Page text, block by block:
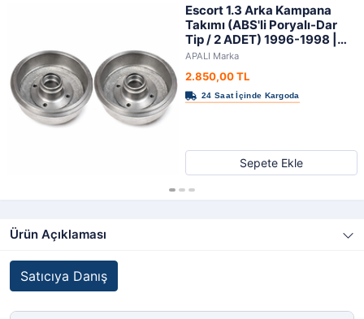
Escort 1.3 Arka Kampana
Takımı (ABS'li Poryalı-Dar
Tip / 2 ADET) 1996-1998 |
APALI
APALI Marka
2.850,00 TL
Sepete Ekle
Ürün Açıklaması
Satıcıya Danış